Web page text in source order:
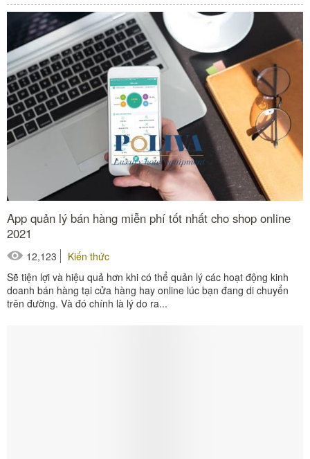
App quản lý bán hàng miễn phí tốt nhất cho shop online
2021
12,123
Kiến thức
Sẽ tiện lợi và hiệu quả hơn khi có thể quản lý các hoạt động kinh
doanh bán hàng tại cửa hàng hay online lúc bạn đang di chuyển
trên đường. Và đó chính là lý do ra...